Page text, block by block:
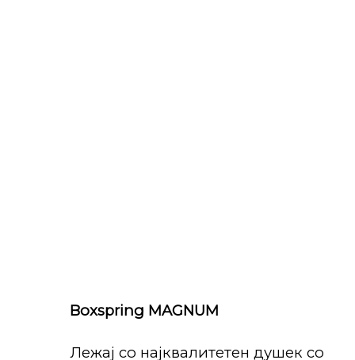
Boxspring MAGNUM
Лежај со најквалитетен душек со